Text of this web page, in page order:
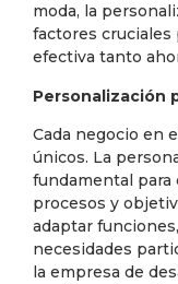
moda, la
factores cruciales
efectiva tanto
Personalización
Cada negocio en
únicos. La
fundamental para
procesos y
adaptar
necesidades
la empresa de